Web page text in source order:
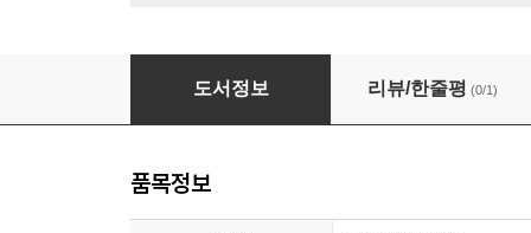
미래예보
도서정보 리뷰/한줄평 (0/1)
품목정보